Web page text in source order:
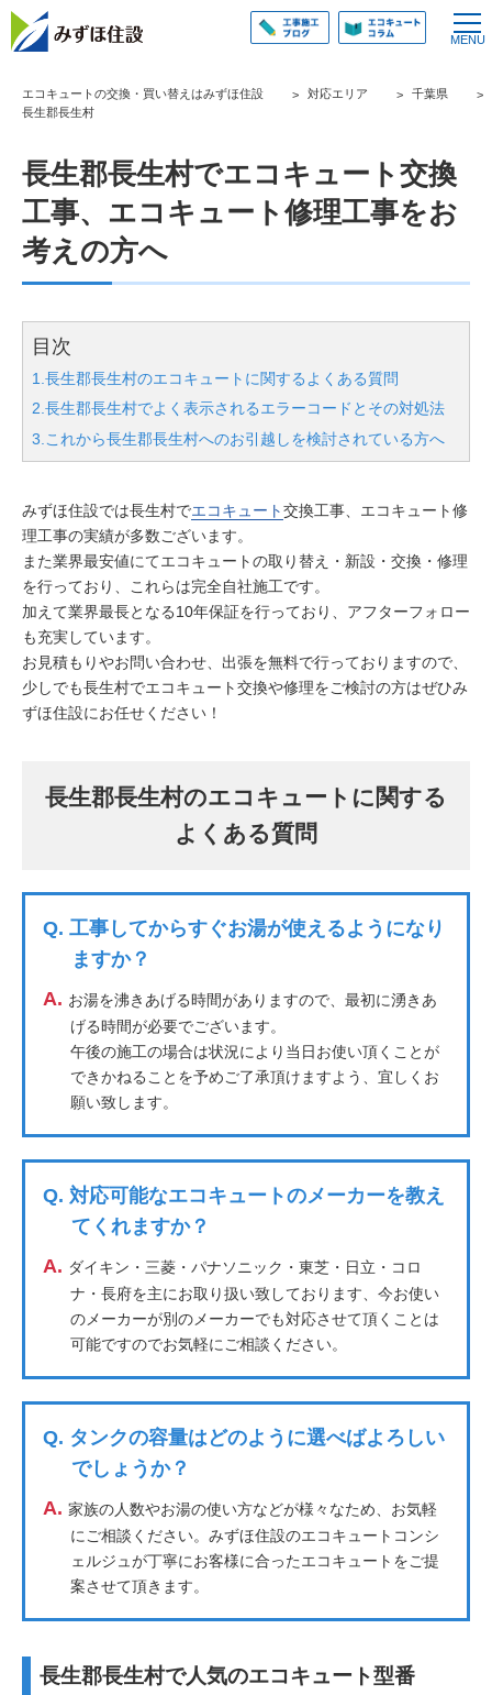
エコキュートの交換・買い替えはみずほ住設 対応エリア
千葉県
長生郡長生村
長生郡長生村でエコキュート交換
工事、エコキュート修理工事をお
考えの方へ
目次
1.長生郡長生村のエコキュートに関するよくある質問
2.長生郡長生村でよく表示されるエラーコードとその対処法
3.これから長生郡長生村へのお引越しを検討されている方へ
みずほ住設では長生村でエコキュート交換工事、エコキュート修
理工事の実績が多数ございます。
また業界最安値にてエコキュートの取り替え・新設・交換・修理
を行っており、これらは完全自社施工です。
加えて業界最長となる10年保証を行っており、アフターフォロー
も充実しています。
お見積もりやお問い合わせ、出張を無料で行っておりますので、
少しでも長生村でエコキュート交換や修理をご検討の方はぜひみ
ずほ住設にお任せください！
長生郡長生村のエコキュートに関する
よくある質問
Q. 工事してからすぐお湯が使えるようになり
ますか？
A. お湯を沸きあげる時間がありますので、最初に湧きあ
げる時間が必要でございます。
午後の施工の場合は状況により当日お使い頂くことが
できかねることを予めご了承頂けますよう、宜しくお
願い致します。
Q. 対応可能なエコキュートのメーカーを教え
てくれますか？
A. ダイキン・三菱・パナソニック・東芝・日立・コロ
ナ・長府を主にお取り扱い致しております、今お使い
のメーカーが別のメーカーでも対応させて頂くことは
可能ですのでお気軽にご相談ください。
Q. タンクの容量はどのように選べばよろしい
でしょうか？
A. 家族の人数やお湯の使い方などが様々なため、お気軽
にご相談ください。みずほ住設のエコキュートコンシ
ェルジュが丁寧にお客様に合ったエコキュートをご提
案させて頂きます。
長生郡長生村で人気のエコキュート型番